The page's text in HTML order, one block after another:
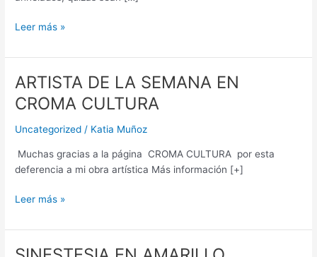
Leer más »
ARTISTA DE LA SEMANA EN
CROMA CULTURA
Uncategorized / Katia Muñoz
Muchas gracias a la página CROMA CULTURA por esta
deferencia a mi obra artística Más información [+]
ARTISTA
DE
LA
SEMANA
CROMA
CULTURA
Leer más »
SINESTESIA